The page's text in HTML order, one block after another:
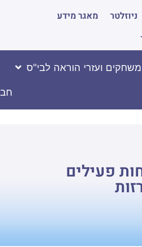
ניוזלטר
מאגר מידע
משחקים ועזרי הוראה לבי"ס
פעילים